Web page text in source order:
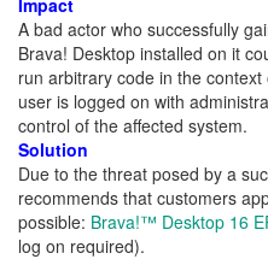
A bad actor who successfully
Brava! Desktop installed on it
run arbitrary code in the
user is logged on with
control of the affected system.
Solution
Due to the threat posed by a
recommends that customers
possible: Brava!™ Desktop 16
log on required).